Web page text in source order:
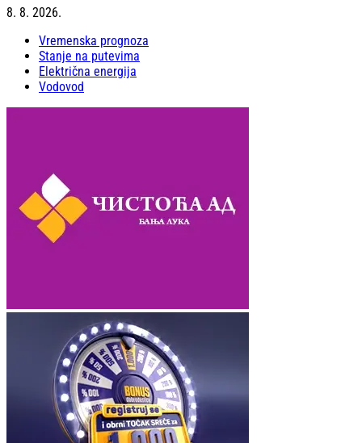
8. 8. 2026.
Vremenska prognoza
Stanje na putevima
Električna energija
Vodovod